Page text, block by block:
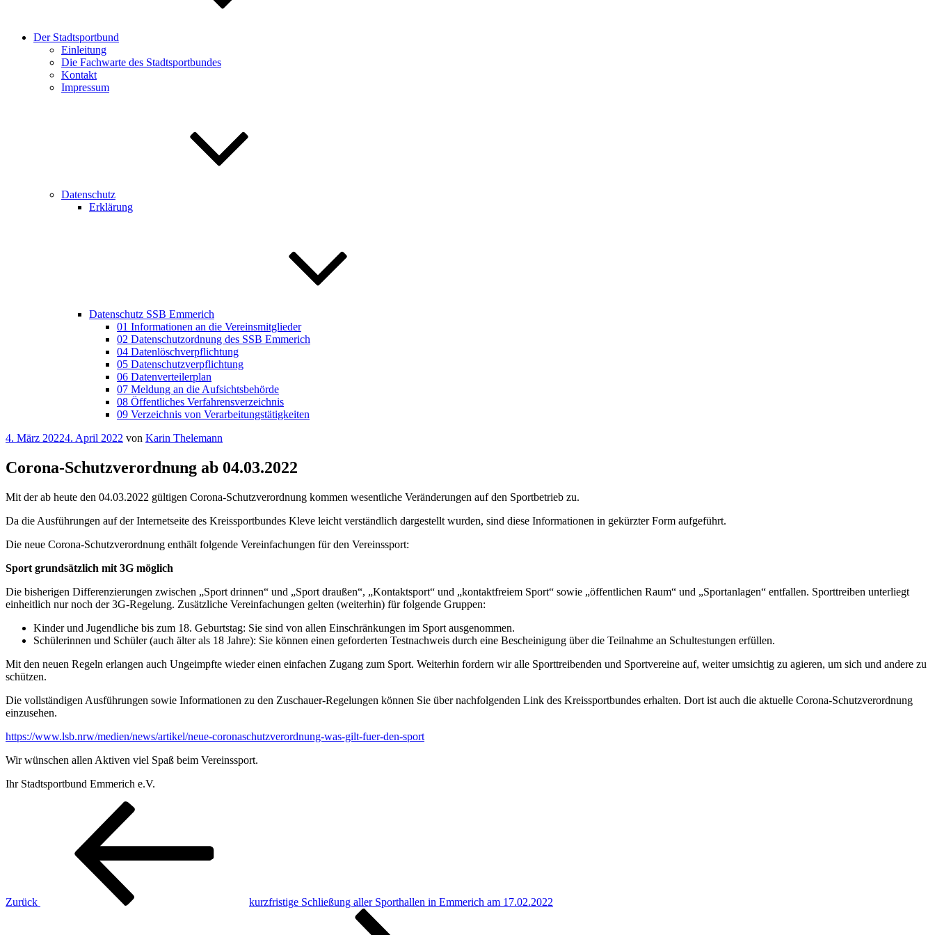
Der Stadtsportbund
Einleitung
Die Fachwarte des Stadtsportbundes
Kontakt
Impressum
Datenschutz
Erklärung
Datenschutz SSB Emmerich
01 Informationen an die Vereinsmitglieder
02 Datenschutzordnung des SSB Emmerich
04 Datenlöschverpflichtung
05 Datenschutzverpflichtung
06 Datenverteilerplan
07 Meldung an die Aufsichtsbehörde
08 Öffentliches Verfahrensverzeichnis
09 Verzeichnis von Verarbeitungstätigkeiten
Veröffentlicht
4. März 20224. April 2022 von Karin Thelemann
Corona-Schutzverordnung ab 04.03.2022
Mit der ab heute den 04.03.2022 gültigen Corona-Schutzverordnung kommen wesentliche Veränderungen auf den Sportbetrieb zu.
Da die Ausführungen auf der Internetseite des Kreissportbundes Kleve leicht verständlich dargestellt wurden, sind diese Informationen in gekürzter Form aufgeführt.
Die neue Corona-Schutzverordnung enthält folgende Vereinfachungen für den Vereinssport:
Sport grundsätzlich mit 3G möglich
Die bisherigen Differenzierungen zwischen „Sport drinnen“ und „Sport draußen“, „Kontaktsport“ und „kontaktfreiem Sport“ sowie „öffentlichen Raum“ und „Sportanlagen“ entfallen. Sporttreiben unterliegt
einheitlich nur noch der 3G-Regelung. Zusätzliche Vereinfachungen gelten (weiterhin) für folgende Gruppen:
Kinder und Jugendliche bis zum 18. Geburtstag: Sie sind von allen Einschränkungen im Sport ausgenommen.
Schülerinnen und Schüler (auch älter als 18 Jahre): Sie können einen geforderten Testnachweis durch eine Bescheinigung über die Teilnahme an Schultestungen erfüllen.
Mit den neuen Regeln erlangen auch Ungeimpfte wieder einen einfachen Zugang zum Sport. Weiterhin fordern wir alle Sporttreibenden und Sportvereine auf, weiter umsichtig zu agieren, um sich und andere zu
schützen.
Die vollständigen Ausführungen sowie Informationen zu den Zuschauer-Regelungen können Sie über nachfolgenden Link des Kreissportbundes erhalten. Dort ist auch die aktuelle Corona-Schutzverordnung
einzusehen.
https://www.lsb.nrw/medien/news/artikel/neue-coronaschutzverordnung-was-gilt-fuer-den-sport
Wir wünschen allen Aktiven viel Spaß beim Vereinssport.
Ihr Stadtsportbund Emmerich e.V.
Beitragsnavigation
Zurück
kurzfristige Schließung aller Sporthallen in Emmerich am 17.02.2022